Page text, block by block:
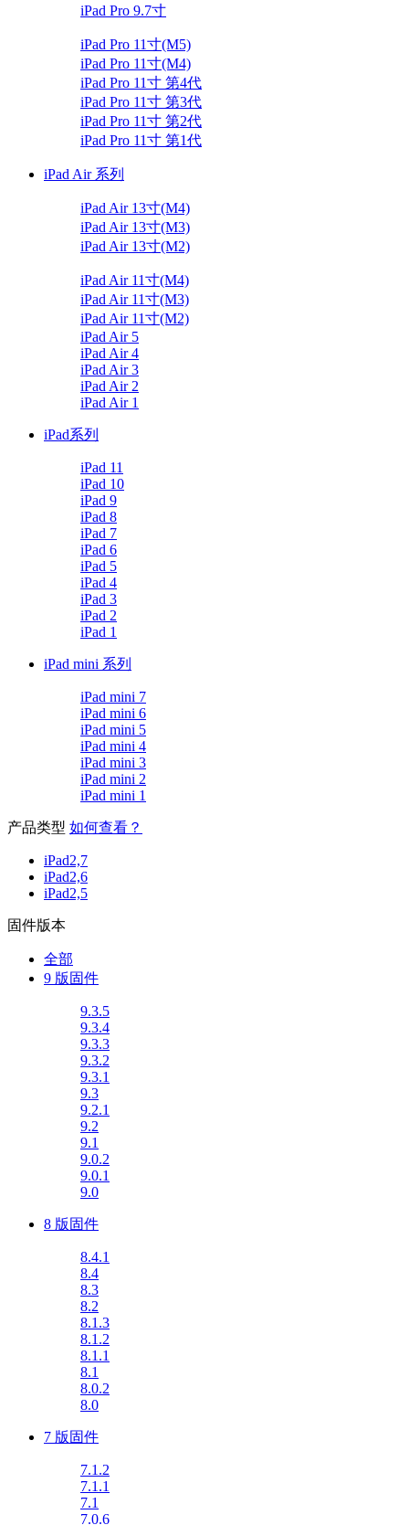
iPad Pro 9.7寸
iPad Pro 11寸(M5)
iPad Pro 11寸(M4)
iPad Pro 11寸 第4代
iPad Pro 11寸 第3代
iPad Pro 11寸 第2代
iPad Pro 11寸 第1代
iPad Air 系列
iPad Air 13寸(M4)
iPad Air 13寸(M3)
iPad Air 13寸(M2)
iPad Air 11寸(M4)
iPad Air 11寸(M3)
iPad Air 11寸(M2)
iPad Air 5
iPad Air 4
iPad Air 3
iPad Air 2
iPad Air 1
iPad系列
iPad 11
iPad 10
iPad 9
iPad 8
iPad 7
iPad 6
iPad 5
iPad 4
iPad 3
iPad 2
iPad 1
iPad mini 系列
iPad mini 7
iPad mini 6
iPad mini 5
iPad mini 4
iPad mini 3
iPad mini 2
iPad mini 1
产品类型 如何查看？
iPad2,7
iPad2,6
iPad2,5
固件版本
全部
9 版固件
9.3.5
9.3.4
9.3.3
9.3.2
9.3.1
9.3
9.2.1
9.2
9.1
9.0.2
9.0.1
9.0
8 版固件
8.4.1
8.4
8.3
8.2
8.1.3
8.1.2
8.1.1
8.1
8.0.2
8.0
7 版固件
7.1.2
7.1.1
7.1
7.0.6